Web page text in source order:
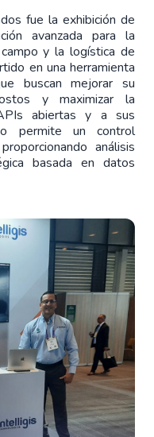
fue la exhibición de
avanzada para la
y la logística de
en una herramienta
buscan mejorar su
y maximizar la
abiertas y a sus
permite un control
análisis
basada en datos